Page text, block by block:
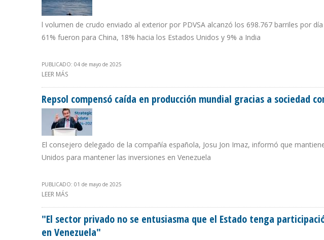
l volumen de crudo enviado al exterior por PDVSA alcanzó los 698.767 barriles por
61% fueron para China, 18% hacia los Estados Unidos y 9% a India
PUBLICADO: 04 de mayo de 2025
LEER MÁS
Repsol compensó caída en producción mundial gracias a sociedad
El consejero delegado de la compañía española, Josu Jon Imaz, informó que
Unidos para mantener las inversiones en Venezuela
PUBLICADO: 01 de mayo de 2025
LEER MÁS
"El sector privado no se entusiasma que el Estado tenga
en Venezuela"